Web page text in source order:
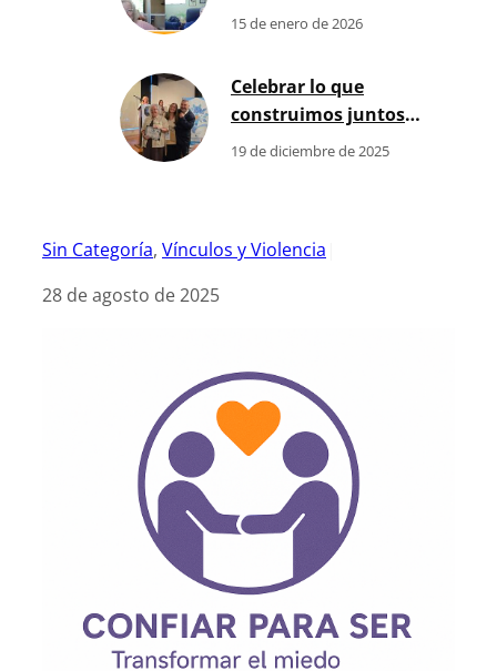
internacional que
en nuestra región
15 de enero de 2026
Celebrar lo que
construimos juntos:
Premios Carl Rogers
19 de diciembre de 2025
Sin Categoría, Vínculos y Violencia
28 de agosto de 2025